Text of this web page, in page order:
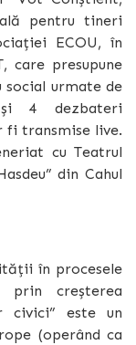
pentru tineri
ECOU, în
care presupune
social urmate de
și 4 dezbateri
fi transmise live.
cu Teatrul
din Cahul
în procesele
prin creșterea
civici” este un
(operând ca